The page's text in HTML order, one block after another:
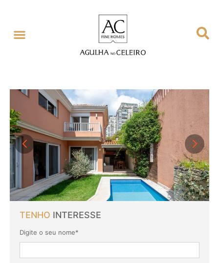
TENHO INTERESSE
Digite o seu nome*